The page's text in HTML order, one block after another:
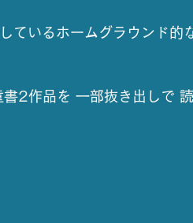
ているホームグラウンド的
2作品を 一部抜き出しで